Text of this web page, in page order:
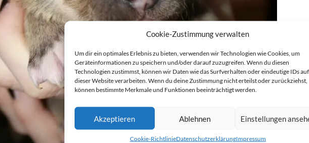
Cookie-Zustimmung verwalten
Um dir ein optimales Erlebnis zu bieten, verwenden wir Technologien wie Cookies, um
Geräteinformationen zu speichern und/oder darauf zuzugreifen. Wenn du diesen
Technologien zustimmst, können wir Daten wie das Surfverhalten oder eindeutige IDs auf
dieser Website verarbeiten. Wenn du deine Zustimmung nicht erteilst oder zurückziehst,
können bestimmte Merkmale und Funktionen beeinträchtigt werden.
Akzeptieren Ablehnen Einstellungen
Cookie-RichtlinieDatenschutzerklärungImpressum